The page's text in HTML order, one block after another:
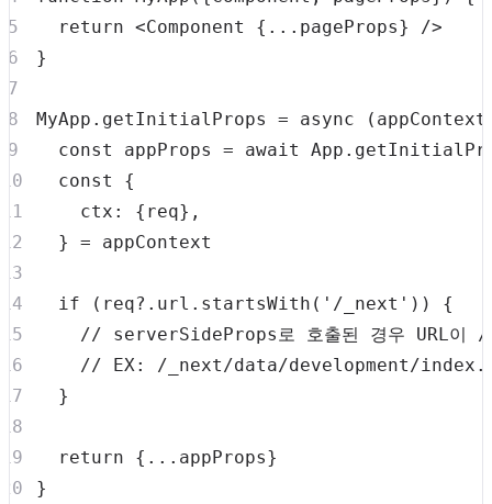
return <Component { ... pageProps} />
}
MyApp . getInitialProps = async ( appContext
const
appProps = await App .
const
{
ctx : { req} ,
}
=
if ( req?. url . startsWith ( '/_next' ) )
{
// serverSideProps로 호출된 경우 URL이 /
// EX: /_next/data/development/
}
return { ... appProps}
}